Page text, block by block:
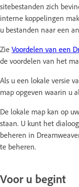
sitebestanden zich
interne koppelingen
u bestanden naar een
Zie Voordelen van een
de voordelen van het
Als u een lokale versie
map opgeven waarin u
De lokale map kan op
staan. U kunt het
beheren in
te beheren.
Voor u begint